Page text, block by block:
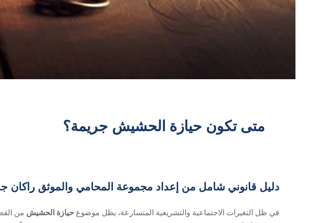
متى تكون حيازة الحشيش جريمة؟
دليل قانوني شامل من إعداد مجموعة المحامي والموثق
في ظل التغيرات الاجتماعية والتشريعية المتسارعة، يظل موضوعحيازة الحشيش من